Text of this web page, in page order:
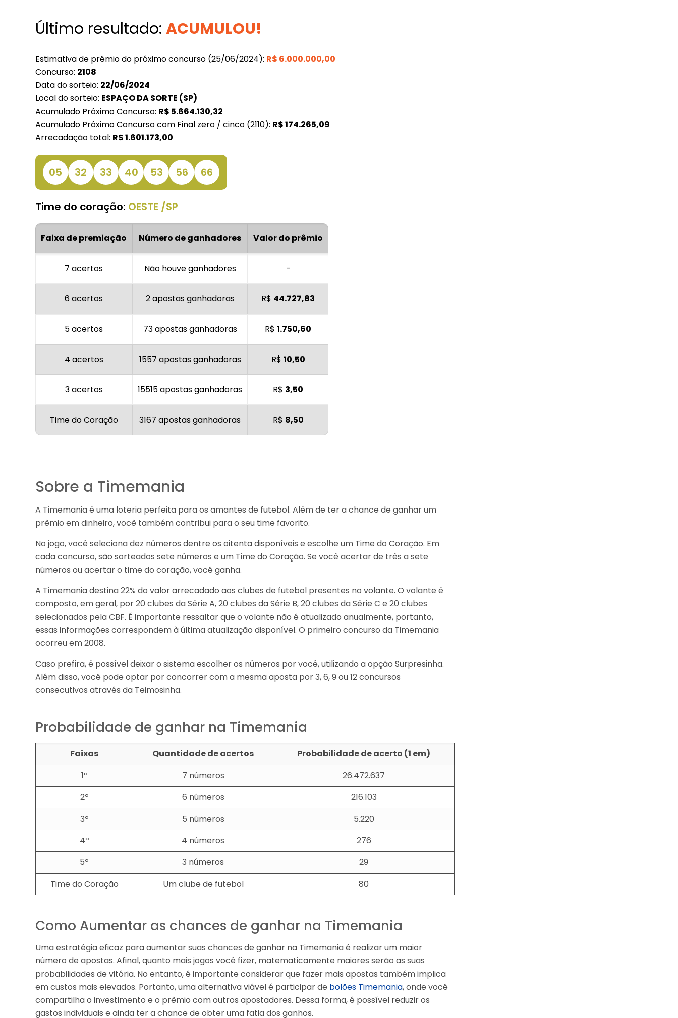
Último resultado:ACUMULOU!
Estimativa de prêmio do próximo concurso (25/06/2024): R$ 6.000.000,00
Concurso: 2108
Data do sorteio: 22/06/2024
Local do sorteio: ESPAÇO DA SORTE (SP)
Acumulado Próximo Concurso: R$ 5.664.130,32
Acumulado Próximo Concurso com Final zero / cinco (2110): R$174.265,09
Arrecadação total: R$1.601.173,00
05 32 33 40 53 56 66
Time do coração: OESTE /SP
Faixa de premiação Número de ganhadores Valor do prêmio
7 acertos Não houve ganhadores -
6 acertos 2 apostas ganhadoras R$ 44.727,83
5 acertos 73 apostas ganhadoras R$1.750,60
4 acertos 1557 apostas ganhadoras R$ 10,50
3 acertos 15515 apostas ganhadoras R$ 3,50
Time do Coração 3167 apostas ganhadoras R$ 8,50
Sobre a Timemania
A Timemania é uma loteria perfeita para os amantes de futebol. Além de ter a chance de ganhar um
prêmio em dinheiro, você também contribui para o seu time favorito.
No jogo, você seleciona dez números dentre os oitenta disponíveis e escolhe um Time do Coração. Em
cada concurso, são sorteados sete números e um Time do Coração. Se você acertar de três a sete
números ou acertar o time do coração, você ganha.
A Timemania destina 22% do valor arrecadado aos clubes de futebol presentes no volante. O volante é
composto, em geral, por 20 clubes da Série A, 20 clubes da Série B, 20 clubes da Série C e 20 clubes
selecionados pela CBF. É importante ressaltar que o volante não é atualizado anualmente, portanto,
essas informações correspondem à última atualização disponível. O primeiro concurso da Timemania
ocorreu em 2008.
Caso prefira, é possível deixar o sistema escolher os números por você, utilizando a opção Surpresinha.
Além disso, você pode optar por concorrer com a mesma aposta por 3, 6, 9 ou 12 concursos
consecutivos através da Teimosinha.
Probabilidade de ganhar na Timemania
Faixas Quantidade de acertos
Probabilidade de acerto (1 em)
1º
7 números
26.472.637
2º
6 números
216.103
3º
5 números
5.220
4º
4 números
276
5º
3 números
29
Time do Coração
Um clube de futebol 80
Como Aumentar as chances de ganhar na Timemania
Uma estratégia eficaz para aumentar suas chances de ganhar na Timemania é realizar um maior
número de apostas. Afinal, quanto mais jogos você fizer, matematicamente maiores serão as suas
probabilidades de vitória. No entanto, é importante considerar que fazer mais apostas também implica
em custos mais elevados. Portanto, uma alternativa viável é participar de bolões Timemania, onde você
compartilha o investimento e o prêmio com outros apostadores. Dessa forma, é possível reduzir os
gastos individuais e ainda ter a chance de obter uma fatia dos ganhos.